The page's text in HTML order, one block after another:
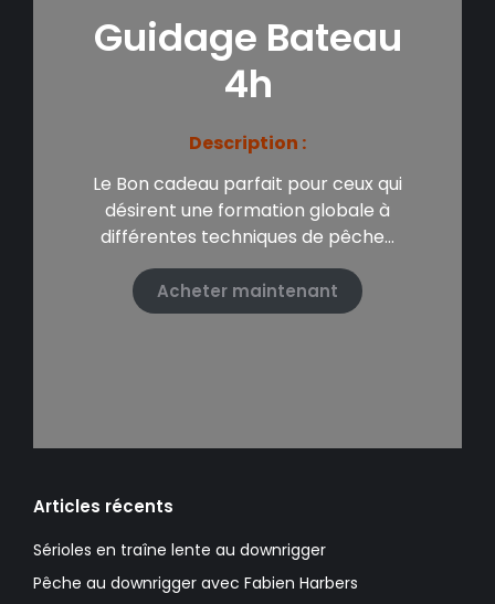
Guidage Bateau
4h
Description :
Le Bon cadeau parfait pour ceux qui
désirent une formation globale à
différentes techniques de pêche…
Acheter maintenant
Articles récents
Sérioles en traîne lente au downrigger
Pêche au downrigger avec Fabien Harbers